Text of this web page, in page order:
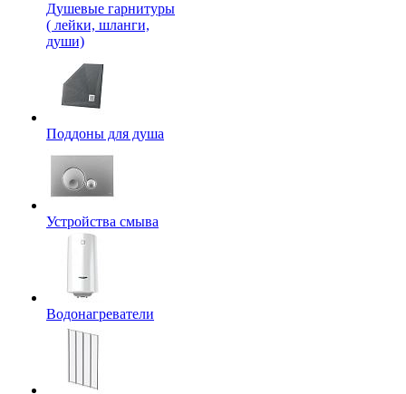
Душевые гарнитуры
( лейки, шланги,
души)
Поддоны для душа
Устройства смыва
Водонагреватели